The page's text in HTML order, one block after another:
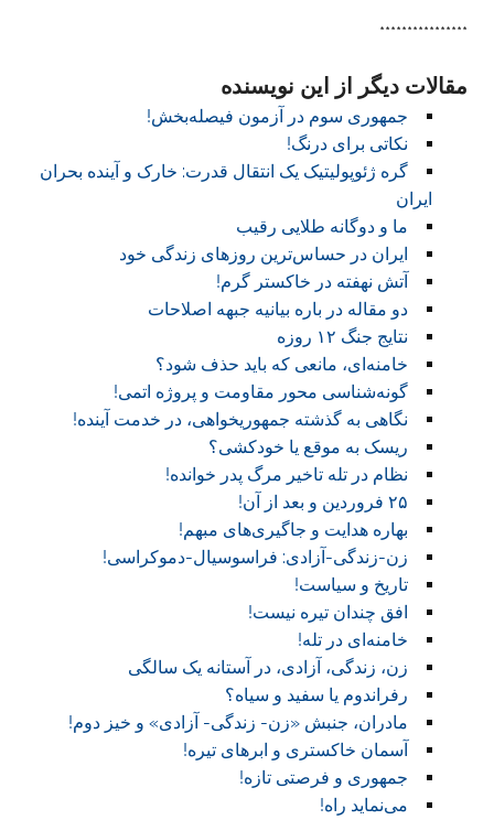
****************
مقالات دیگر از این نویسنده
جمهوری سوم در آزمون فیصله‌بخش!
نکاتی برای درنگ!
گره ژئوپولیتیک یک انتقال قدرت: خارک و آینده بحران
ایران
ما و دوگانه طلایی رقیب
ایران در حساس‌ترین روزهای زندگی خود
آتش نهفته در خاکستر گرم!
دو مقاله در باره بیانیه جبهه اصلاحات
نتایج جنگ ۱۲ روزه
خامنه‌ای، مانعی که باید حذف شود؟
گونه‌شناسی محور مقاومت و پروژه اتمی!
نگاهی به گذشته جمهوریخواهی، در خدمت آینده!
ریسک به موقع یا خودکشی؟
نظام در تله تاخیر مرگ پدر خوانده!
۲۵ فروردین و بعد از آن!
بهاره هدایت و جاگیری‌های مبهم!
زن-زندگی-آزادی: فراسوسیال-دموکراسی!
تاریخ و سیاست!
افق چندان تیره نیست!
خامنه‌ای در تله!
زن، زندگی، آزادی، در آستانه یک سالگی
رفراندوم یا سفید و سیاه؟
مادران، جنبش «زن- زندگی- آزادی» و خیز دوم!
آسمان خاکستری و ابر‌های تیره!
جمهوری و فرصتی تازه!
می‌نماید راه!